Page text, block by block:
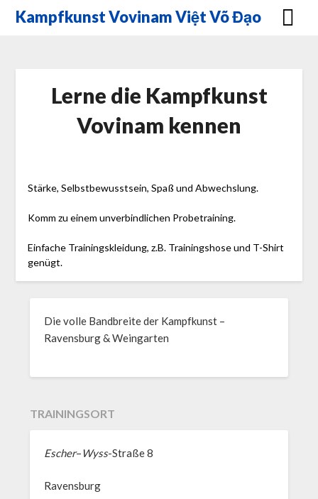
SkipKampfkunst Vovinam Việt Võ Đạo
Lerne die Kampfkunst
Vovinam kennen
Stärke, Selbstbewusstsein, Spaß und Abwechslung.
Komm zu einem unverbindlichen Probetraining.
Einfache Trainingskleidung, z.B. Trainingshose und T-Shirt
genügt.
Die volle Bandbreite der Kampfkunst –
Ravensburg & Weingarten
TRAININGSORT
Escher–Wyss-Straße 8
Ravensburg